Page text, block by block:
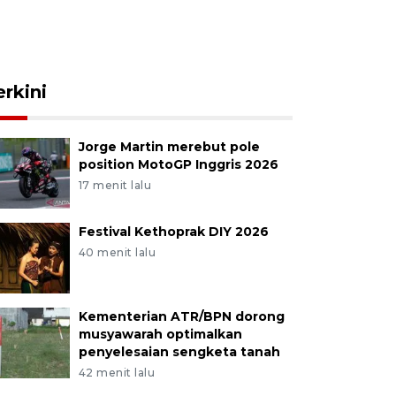
Jorge Martin merebut pole
position MotoGP Inggris 2026
17 menit lalu
Festival Kethoprak DIY 2026
40 menit lalu
Kementerian ATR/BPN dorong
musyawarah optimalkan
penyelesaian sengketa tanah
42 menit lalu